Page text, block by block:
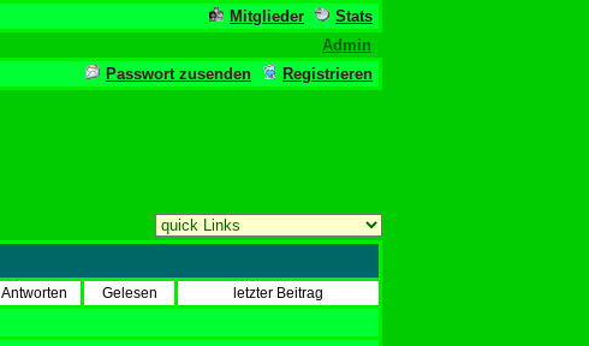
Mitglieder
Stats
Admin
Passwort zusenden Registrieren
Antworten Gelesen letzter Beitrag